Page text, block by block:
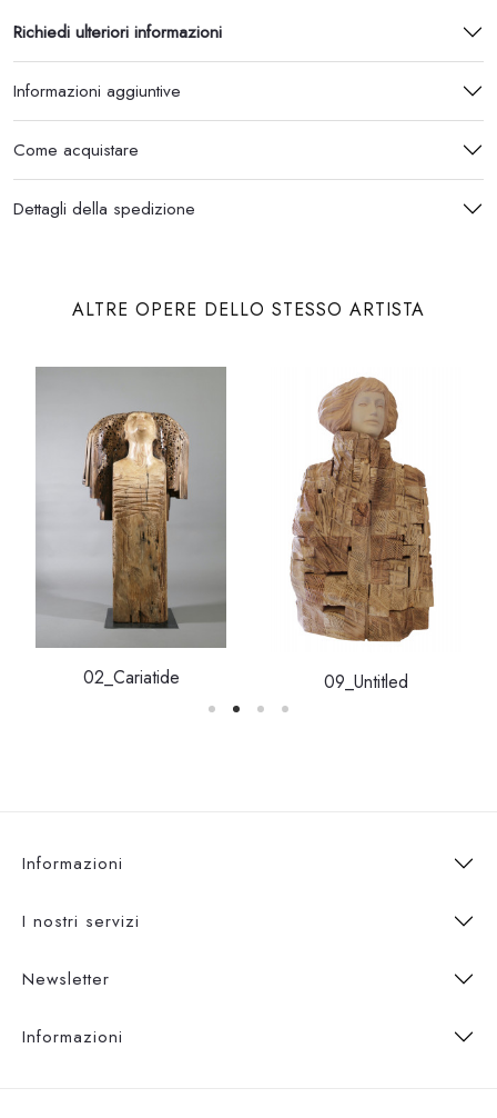
Richiedi ulteriori informazioni
Informazioni aggiuntive
Come acquistare
Dettagli della spedizione
ALTRE OPERE DELLO STESSO ARTISTA
02_Cariatide 09_Untitled
Informazioni
I nostri servizi
Newsletter
Informazioni